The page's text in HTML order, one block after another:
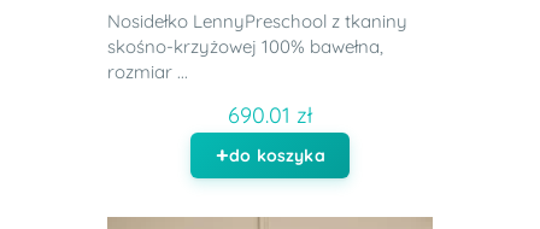
Nosidełko LennyPreschool z tkaniny
skośno-krzyżowej 100% bawełna,
rozmiar ...
690.01 zł
do koszyka